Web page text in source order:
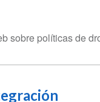
sobre políticas de